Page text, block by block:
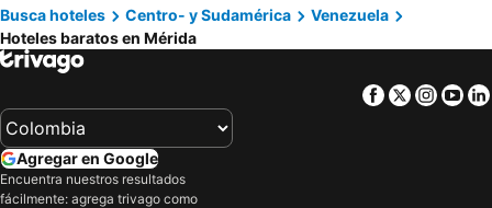
Hotel Majestic El Vigia
Hotel Belensate
Mistafi
Busca hoteles Centro- y Sudamérica
Venezuela
Hoteles baratos en Mérida
Facebook
Twitter
Agregar en Google
Encuentra nuestros resultados
fácilmente: agrega trivago como